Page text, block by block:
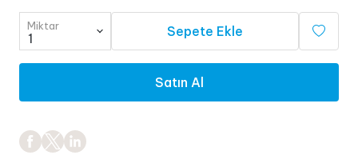
Miktar Sepete Ekle
Satın Al